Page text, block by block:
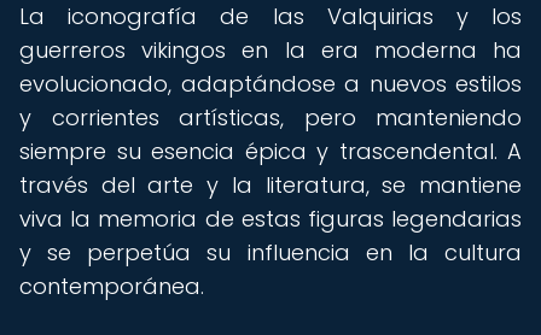
La iconografía de las Valquirias y los
guerreros vikingos en la era moderna ha
evolucionado, adaptándose a nuevos estilos
y corrientes artísticas, pero manteniendo
siempre su esencia épica y trascendental. A
través del arte y la literatura, se mantiene
viva la memoria de estas figuras legendarias
y se perpetúa su influencia en la cultura
contemporánea.